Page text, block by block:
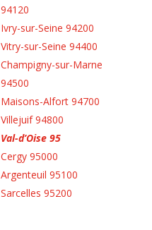
94120
Ivry-sur-Seine 94200
Vitry-sur-Seine 94400
Champigny-sur-Marne
94500
Maisons-Alfort 94700
Villejuif 94800
Val-d’Oise 95
Cergy 95000
Argenteuil 95100
Sarcelles 95200